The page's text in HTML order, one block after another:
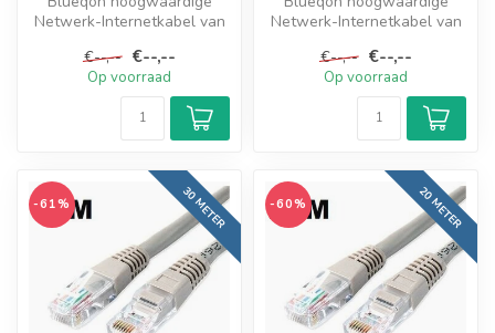
Netwerk-Internetkabel van
aanslu...
€--,-- €--,--
Op voorraad
Netwerk-Internetkabel van
aanslu...
€--,-- €--,--
Op voorraad
30 METER
-61% 20 METER
-60%